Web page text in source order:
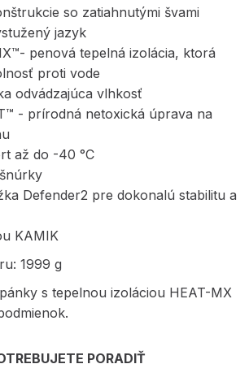
so zatiahnutými švami
jazyk
penová tepelná izolácia, ktorá
proti vode
odvádzajúca vlhkosť
- prírodná netoxická úprava na
až do -40 °C
Defender2 pre dokonalú stabilitu a
KAMIK
1999 g
s tepelnou izoláciou HEAT-MX
PORADIŤ